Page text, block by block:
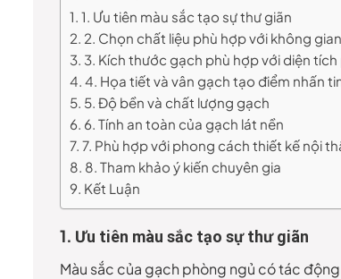
1. Ưu tiên màu sắc tạo sự thư giãn
2. Chọn chất liệu phù hợp với không gian
3. Kích thước gạch phù hợp với diện
4. Họa tiết và vân gạch tạo điểm nhấn
5. Độ bền và chất lượng gạch
6. Tính an toàn của gạch lát nền
7. Phù hợp với phong cách thiết kế nội
8. Tham khảo ý kiến chuyên gia
Kết Luận
1. Ưu tiên màu sắc tạo sự thư giãn
Màu sắc của gạch phòng ngủ có tác